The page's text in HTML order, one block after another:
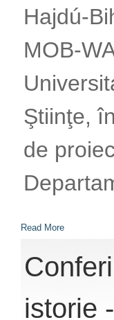
Hajdú-
MOB-
Ştiinţe,
de
Read More
istorie